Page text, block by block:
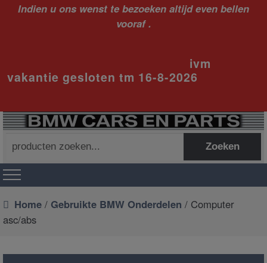
Indien u ons wenst te bezoeken altijd even bellen
vooraf .
ivm
vakantie gesloten tm 16-8-2026
naar:
Zoeken
Home / Gebruikte BMW Onderdelen / Computer
asc/abs